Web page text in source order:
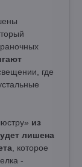
где
из
лишена
, которое
-